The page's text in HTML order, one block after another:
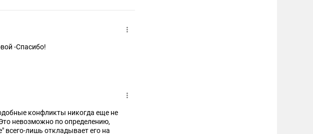
-Спасибо!
конфликты никогда еще не
невозможно по определению,
всего-лишь откладывает его на